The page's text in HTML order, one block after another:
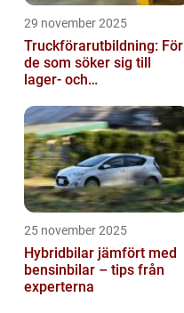
29 november 2025
Truckförarutbildning: För
de som söker sig till
lager- och
25 november 2025
Hybridbilar jämfört med
bensinbilar – tips från
experterna